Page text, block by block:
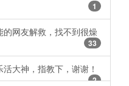
1
网友解救，找不到很燥
33
大神，指教下，谢谢！
2